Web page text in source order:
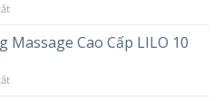
ở
gì?
hoạt
Massage Cao Cấp LILO 10
ở